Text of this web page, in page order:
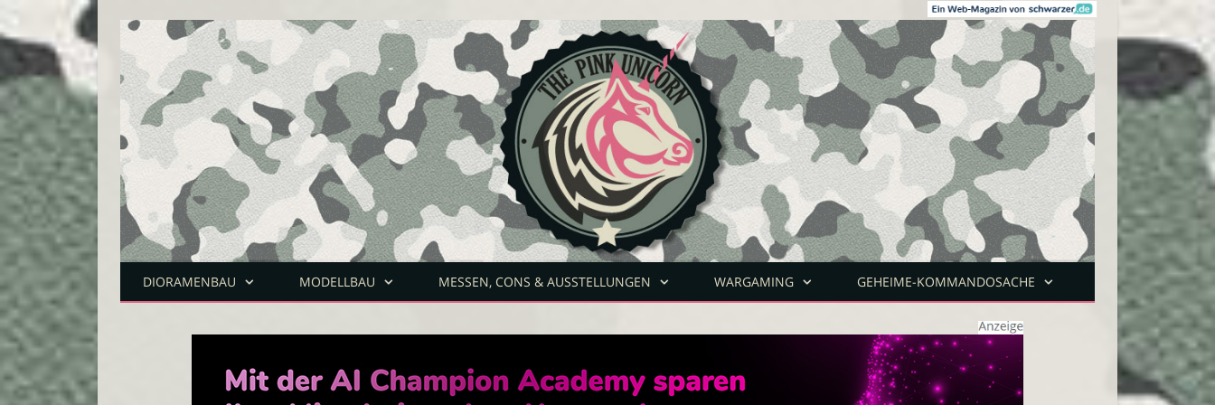
DIORAMENBAU MODELLBAU MESSEN, CONS & AUSSTELLUNGEN WARGAMING GEHEIME-KOMMANDOSACHE